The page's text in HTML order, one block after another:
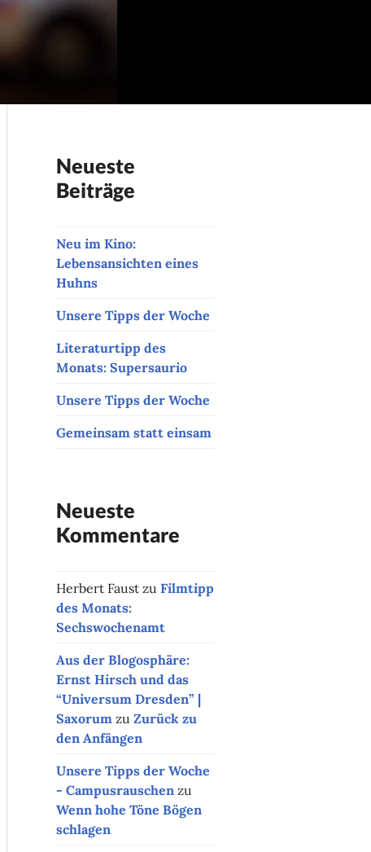
Neueste
Beiträge
Neu im Kino:
Lebensansichten eines
Huhns
Unsere Tipps der Woche
Literaturtipp des
Monats: Supersaurio
Unsere Tipps der Woche
Gemeinsam statt einsam
Neueste
Kommentare
Herbert Faust zu Filmtipp
des Monats:
Sechswochenamt
Aus der Blogosphäre:
Ernst Hirsch und das
“Universum Dresden” |
Saxorum zu Zurück zu
den Anfängen
Unsere Tipps der Woche
- Campusrauschen zu
Wenn hohe Töne Bögen
schlagen